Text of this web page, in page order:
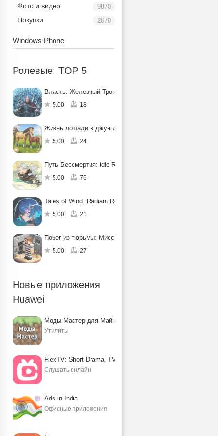
9870
Фото и видео
2070
Покупки
Windows Phone
Ролевые: TOP 5
Власть: Железный Трон
5.00 18
Жизнь лошади в джунглях: квест
5.00 24
Путь Бессмертия: idle RPG
5.00 76
Tales of Wind: Radiant Rebirth
5.00 21
Побег из тюрьмы: Миссия по спасению
5.00 27
Новые приложения
Huawei
Моды Мастер для Майнкрафт ПЕ
Утилиты
FlexTV: Short Drama, TV, Reels
Слушать онлайн
Ads in India
Офисные приложения